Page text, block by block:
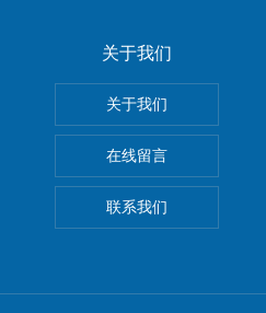
关于我们
关于我们
在线留言
联系我们